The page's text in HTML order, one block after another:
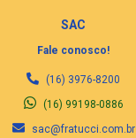
SAC
Fale conosco!
(16) 3976-8200
(16) 99198-0886
sac@fratucci.com.br